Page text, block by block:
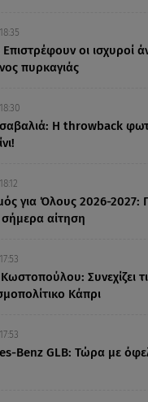
Επιστρέφουν οι ισχυροί
πυρκαγιάς
Η throwback
για Όλους 2026-2027:
αίτηση
Συνεχίζει
Κάπρι
Benz GLB: Τώρα με